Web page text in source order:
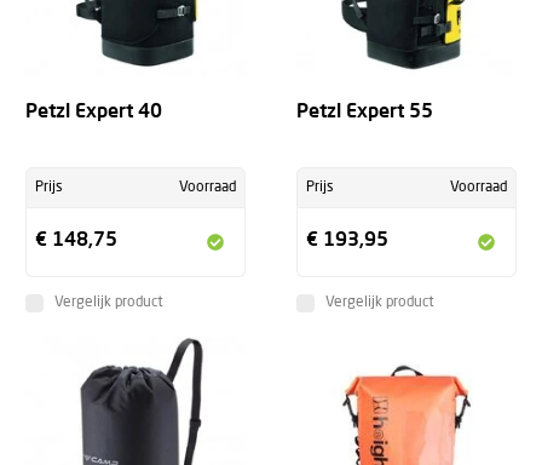
Petzl Expert 40
Prijs Voorraad
€ 148,75
Vergelijk product
Petzl Expert 55
Prijs Voorraad
€ 193,95
Vergelijk product